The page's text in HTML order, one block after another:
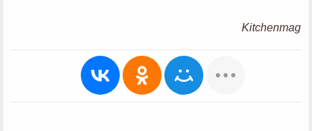
Kitchenmag